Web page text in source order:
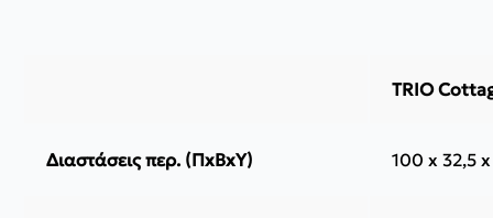
TRIO
Διαστάσεις περ. (ΠxΒxΥ) 100 x 32,5